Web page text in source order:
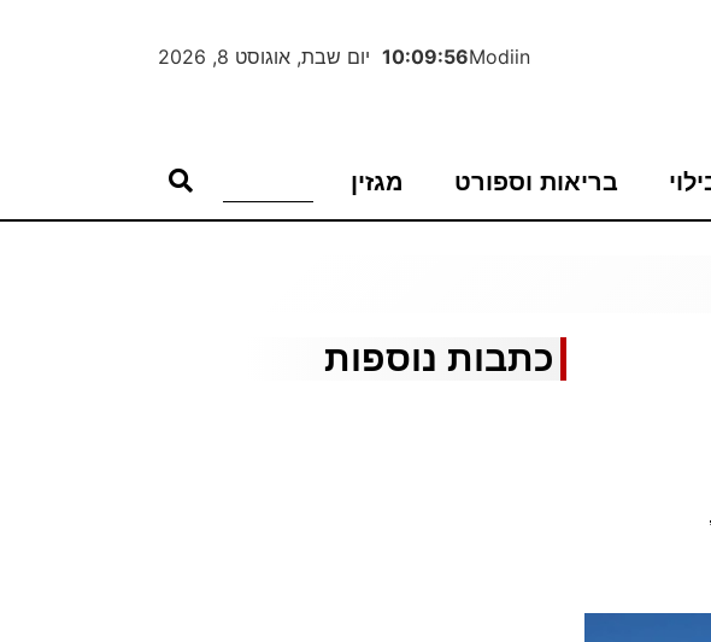
Modiin
10:09:57 יום שבת, אוגוסט 8, 2026
בריאות וספורט מגזין
כתבות נוספות